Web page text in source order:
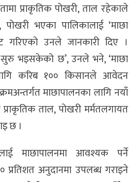
प्राकृतिक पोखरी, ताल रहेकाले
भएका पालिकालाई ‘माछा
गरिएको उनले जानकारी दिए ।
सुरु भइसकेको छ’, उनले भने, ‘माछा
करिब १०० किसानले आवेदन
माछापालनका लागि नयाँ
प्राकृतिक ताल, पोखरी मर्मतलगायत
छ ।
माछापालनमा आवश्यक पर्ने
प्रतिशत अनुदानमा उपलब्ध गराइने